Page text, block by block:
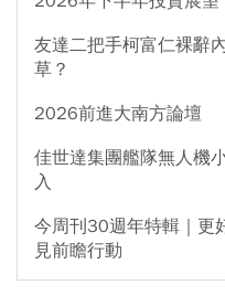
友達二把手柯富仁裸辭
草？
2026前進大南方論壇
佳世達集團艦隊無人機
入
今周刊30週年特輯｜更
見前瞻行動